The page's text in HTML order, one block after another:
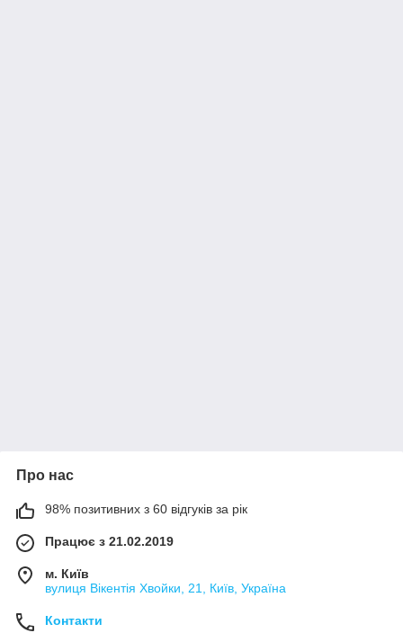
Про нас
98% позитивних з 60 відгуків за рік
Працює з 21.02.2019
м. Київ
вулиця Вікентія Хвойки, 21, Київ, Україна
Контакти